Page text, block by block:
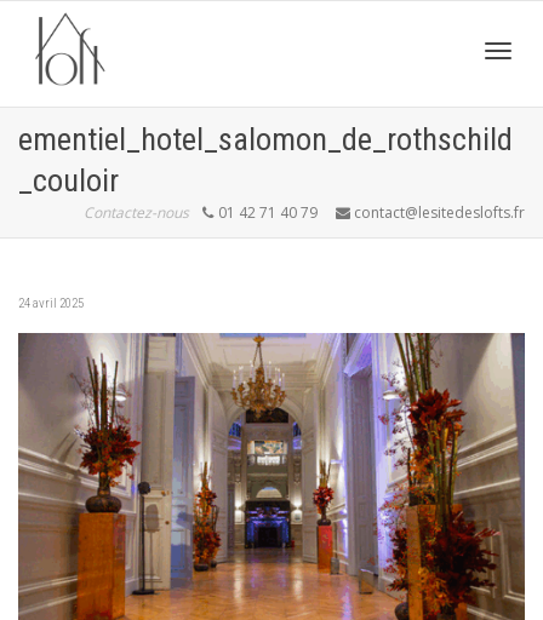
ementiel_hotel_salomon_de_rothschild
_couloir
Contactez-nous 01 42 71 40 79 contact@lesitedeslofts.fr
24 avril 2025